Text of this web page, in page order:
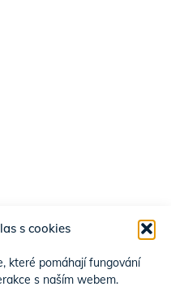
s cookies
které pomáhají fungování
s naším webem.